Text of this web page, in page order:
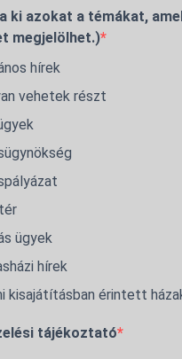
ki azokat a témákat,
megjelölhet.)
hírek
vehetek részt
ügyek
hírek
kisajátításban érintett
tájékoztató